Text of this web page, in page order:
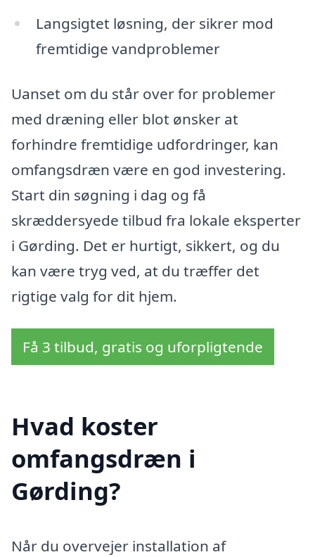
Langsigtet løsning, der sikrer mod
fremtidige vandproblemer
Uanset om du står over for problemer
med dræning eller blot ønsker at
forhindre fremtidige udfordringer, kan
omfangsdræn være en god investering.
Start din søgning i dag og få
skræddersyede tilbud fra lokale eksperter
i Gørding. Det er hurtigt, sikkert, og du
kan være tryg ved, at du træffer det
rigtige valg for dit hjem.
Få 3 tilbud, gratis og uforpligtende
Hvad koster
omfangsdræn i
Gørding?
Når du overvejer installation af